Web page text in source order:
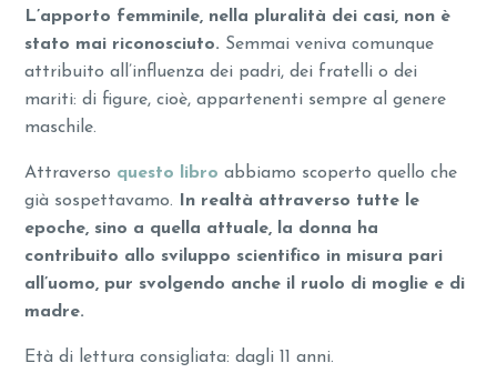
L’apporto femminile, nella pluralità dei casi, non è
stato mai riconosciuto. Semmai veniva comunque
attribuito all’influenza dei padri, dei fratelli o dei
mariti: di figure, cioè, appartenenti sempre al genere
maschile.
Attraverso questo libro abbiamo scoperto quello che
già sospettavamo.
In realtà attraverso tutte le
epoche, sino a quella attuale, la donna ha
contribuito allo sviluppo scientifico in misura pari
all’uomo, pur svolgendo anche il ruolo di moglie e di
madre.
Età di lettura consigliata: dagli 11 anni.